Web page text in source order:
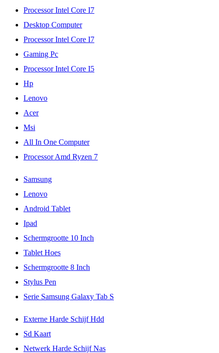
Processor Intel Core I7
Desktop Computer
Processor Intel Core I7
Gaming Pc
Processor Intel Core I5
Hp
Lenovo
Acer
Msi
All In One Computer
Processor Amd Ryzen 7
Samsung
Lenovo
Android Tablet
Ipad
Schermgrootte 10 Inch
Tablet Hoes
Schermgrootte 8 Inch
Stylus Pen
Serie Samsung Galaxy Tab S
Externe Harde Schijf Hdd
Sd Kaart
Netwerk Harde Schijf Nas